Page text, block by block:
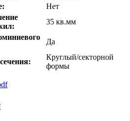
Нет
35 кв.мм
Да
Круглый/секторной
формы